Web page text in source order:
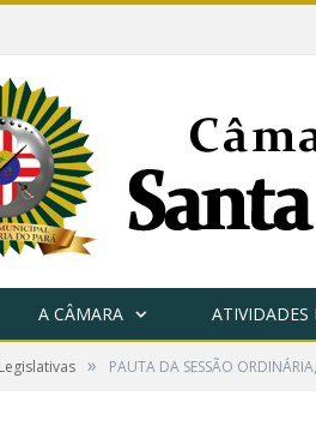
A CÂMARA ATIVIDADES
» PAUTA DA SESSÃO